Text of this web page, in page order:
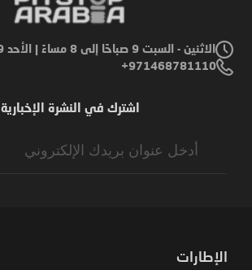
الاثنين - السبت 9 صباحًا إلى 8 مساءً | الأحد 9 صباحًا إلى 6 مساءً
971468781110+
اشترك في النشرة الإخبارية
الإطارات